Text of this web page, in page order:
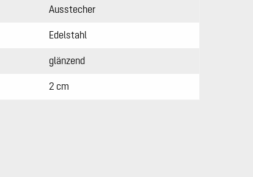
Ausstecher
Edelstahl
glänzend
2 cm